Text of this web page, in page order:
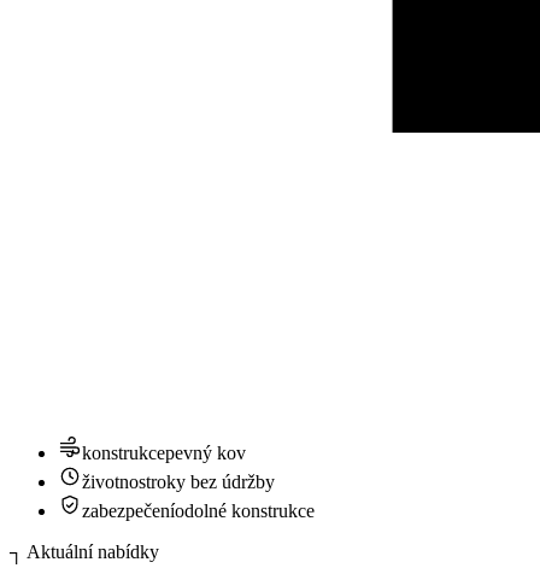
konstrukcepevný kov
životnostroky bez údržby
zabezpečeníodolné konstrukce
┐ Aktuální nabídky